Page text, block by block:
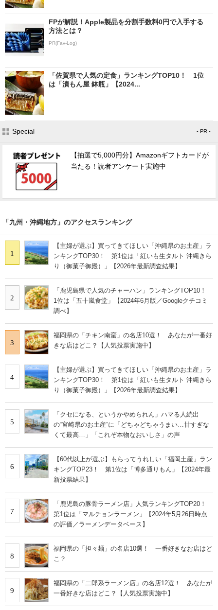
FPが解説！Apple製品を分割手数料0円で入手する
方法とは？
PR(Fav-Log)
「佐賀県で人気の定食」ランキングTOP10！ 1位
は「漬もん屋 鉢瓶」【2024...
Special - PR -
【抽選で5,000円分】Amazonギフトカードが
当たる！読者アンケート実施中
「九州・沖縄地方」のアクセスランキング
1
【主婦が選ぶ】買ってきてほしい「沖縄県のお土産」ラ
ンキングTOP30！ 第1位は「紅いも生タルト 沖縄きら
り（御菓子御殿）」【2026年最新調査結果】
2
「鹿児島県で人気のチャーハン」ランキングTOP10！
1位は「五十嵐食堂」【2024年6月版／Googleクチコミ
調べ】
3
福岡県の「チキン南蛮」の名店10選！ あなたが一番好
きな店はどこ？【人気投票実施中】
4
【主婦が選ぶ】買ってきてほしい「沖縄県のお土産」ラ
ンキングTOP30！ 第1位は「紅いも生タルト 沖縄きら
り（御菓子御殿）」【2026年最新調査結果】
5
「クセになる、というかやめられん」ハマる人続出
の“宮崎県のお土産”に「どちゃどちゃうまい…甘すぎな
くて最高…」「これぞ本物なおいしさ」の声
6
【60代以上が選ぶ】もらってうれしい「福岡土産」ラン
キングTOP23！ 第1位は「博多通りもん」【2024年最
新投票結果】
7
「鹿児島の豚骨ラーメン店」人気ランキングTOP20！
第1位は「マルチョンラーメン」【2024年5月26日時点
の評価／ラーメンデータベース】
8
福岡県の「担々麺」の名店10選！ 一番好きなお店はど
こ？
9
福岡県の「二郎系ラーメン店」の名店12選！ あなたが
一番好きな店はどこ？【人気投票実施中】